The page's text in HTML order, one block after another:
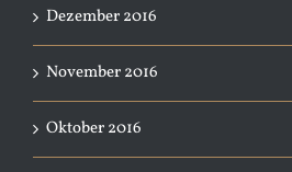
Dezember 2016
November 2016
Oktober 2016